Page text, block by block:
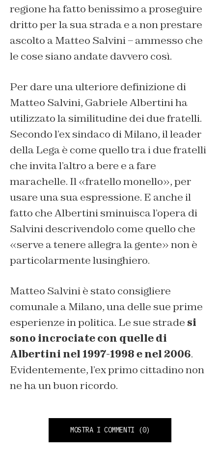
regione ha fatto benissimo a proseguire
dritto per la sua strada e a non prestare
ascolto a Matteo Salvini – ammesso che
le cose siano andate davvero così.
Per dare una ulteriore definizione di
Matteo Salvini, Gabriele Albertini ha
utilizzato la similitudine dei due fratelli.
Secondo l’ex sindaco di Milano, il leader
della Lega è come quello tra i due fratelli
che invita l’altro a bere e a fare
marachelle. Il «fratello monello», per
usare una sua espressione. E anche il
fatto che Albertini sminuisca l’opera di
Salvini descrivendolo come quello che
«serve a tenere allegra la gente» non è
particolarmente lusinghiero.
Matteo Salvini è stato consigliere
comunale a Milano, una delle sue prime
esperienze in politica. Le sue strade si
sono incrociate con quelle di
Albertini nel 1997-1998 e nel 2006.
Evidentemente, l’ex primo cittadino non
ne ha un buon ricordo.
MOSTRA I COMMENTI (0)